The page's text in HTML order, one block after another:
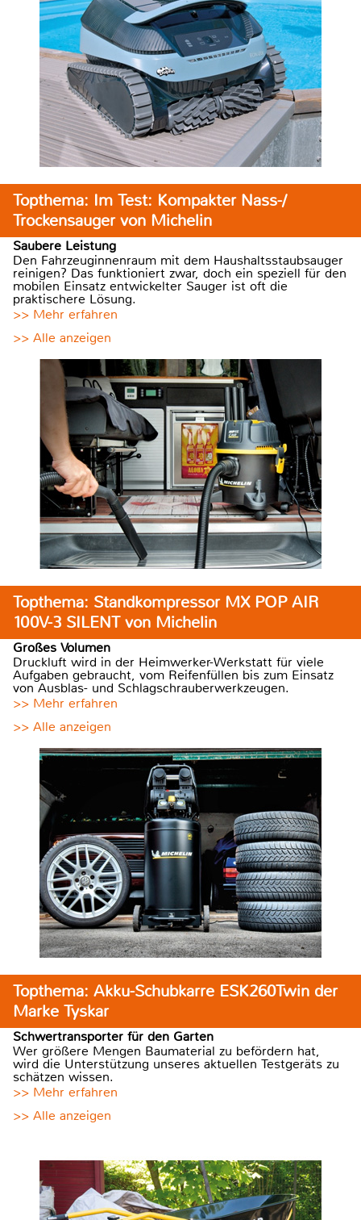
Topthema: Im Test: Kompakter Nass-/
Trockensauger von Michelin
Saubere Leistung
Den Fahrzeuginnenraum mit dem Haushaltsstaubsauger
reinigen? Das funktioniert zwar, doch ein speziell für den
mobilen Einsatz entwickelter Sauger ist oft die
praktischere Lösung.
>> Mehr erfahren
>> Alle anzeigen
Topthema: Standkompressor MX POP AIR
100V-3 SILENT von Michelin
Großes Volumen
Druckluft wird in der Heimwerker-Werkstatt für viele
Aufgaben gebraucht, vom Reifenfüllen bis zum Einsatz
von Ausblas- und Schlagschrauberwerkzeugen.
>> Mehr erfahren
>> Alle anzeigen
Topthema: Akku-Schubkarre ESK260Twin der
Marke Tyskar
Schwertransporter für den Garten
Wer größere Mengen Baumaterial zu befördern hat,
wird die Unterstützung unseres aktuellen Testgeräts zu
schätzen wissen.
>> Mehr erfahren
>> Alle anzeigen